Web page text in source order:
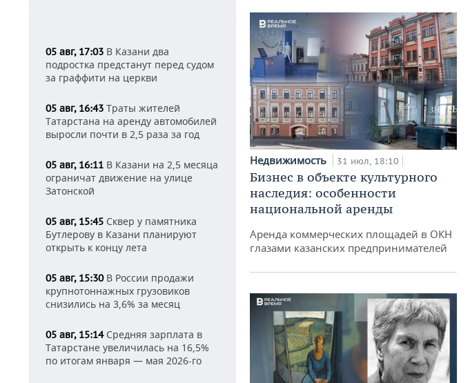
05 авг, 17:03 В Казани два
подростка предстанут перед судом
за граффити на церкви
05 авг, 16:43 Траты жителей
Татарстана на аренду автомобилей
выросли почти в 2,5 раза за год
05 авг, 16:11 В Казани на 2,5 месяца
ограничат движение на улице
Затонской
05 авг, 15:45 Сквер у памятника
Бутлерову в Казани планируют
открыть к концу лета
05 авг, 15:30В России продажи
крупнотоннажных грузовиков
снизились на 3,6% за месяц
05 авг, 15:14Средняя зарплата в
Татарстане увеличилась на 16,5%
по итогам января — мая 2026-го
Недвижимость 31 июл, 18:10
Бизнес в объекте культурного
наследия: особенности
национальной аренды
Аренда коммерческих площадей в ОКН
глазами казанских предпринимателей